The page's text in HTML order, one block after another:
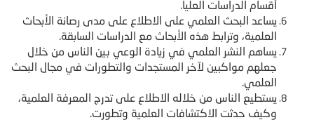
أقسام الدراسات العليا.
يساعد البحث العلمي على الاطلاع على مدى رصانة الأبحاث
العلمية، وترابط هذه الأبحاث مع الدراسات السابقة.
يساهم النشر العلمي في زيادة الوعي بين الناس من خلال
جعلهم مواكبين لآخر المستجدات والتطورات في مجال البحث
العلمي.
يستطيع الناس من خلاله الاطلاع على تدرج المعرفة العلمية،
وكيف حدثت الاكتشافات العلمية وتطورت.